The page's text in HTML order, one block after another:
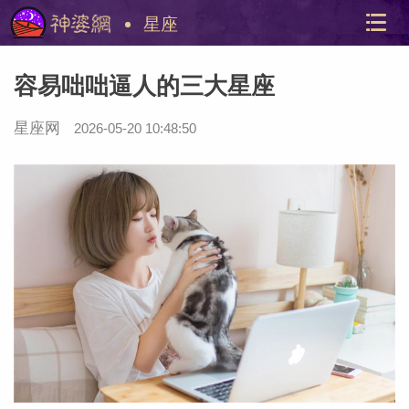
美国神
星座
站内导
容易咄咄逼人的三大星座
星座网 2026-05-20 10:48:50